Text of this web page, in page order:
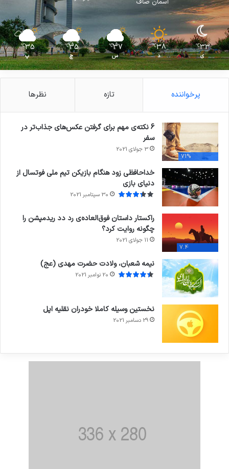
33
℃
ی
38
℃
د
37
℃
س
35
℃
چ
35
℃
پ
پرخواننده تازه نظرها
71%
6 نکته‌ی مهم برای گرفتن عکس‌های جذاب‌تر در
سفر
3 جولای 2021
خداحافظی زود هنگام بازیکن تیم ملی فوتسال از
دنیای بازی
30 سپتامبر 2021
7.4
راکستار داستان فوق‌العاده‌ی رد دد ریدمپشن را
چگونه روایت کرد؟
11 جولای 2021
نیمه شعبان، ولادت حضرت مهدی (عج)
20 نوامبر 2021
نخستین وسیله کاملا خودران نقلیه اپل
29 دسامبر 2021